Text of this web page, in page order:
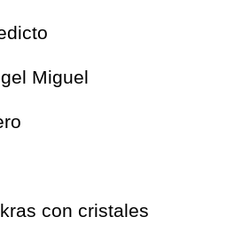
Miguel
con cristales